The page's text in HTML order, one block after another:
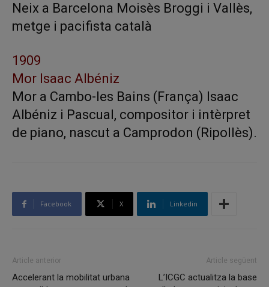
Neix a Barcelona Moisès Broggi i Vallès,
metge i pacifista català
1909
Mor Isaac Albéniz
Mor a Cambo-les Bains (França) Isaac
Albéniz i Pascual, compositor i intèrpret
de piano, nascut a Camprodon (Ripollès).
Facebook X Linkedin
Article anterior
Accelerant la mobilitat urbana
Article següent
L’ICGC actualitza la base